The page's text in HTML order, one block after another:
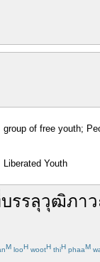
group of free youth;
Liberated Youth
บรรลุวุฒิภาว
M looH wootH thiH phaaM